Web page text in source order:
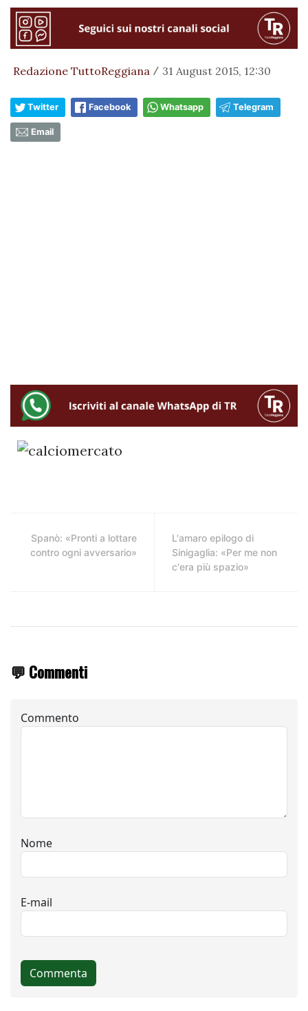
Redazione TuttoReggiana / 31 August 2015, 12:30
Twitter Facebook Whatsapp Telegram
Email
Spanò: «Pronti a lottare
contro ogni avversario»
L'amaro epilogo di
Sinigaglia: «Per me non
c'era più spazio»
💬 Commenti